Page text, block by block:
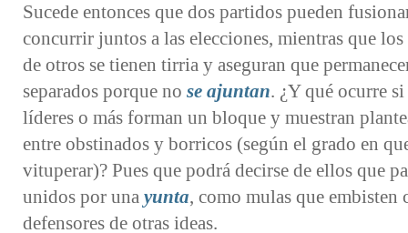
Sucede entonces que dos partidos pueden
concurrir juntos a las elecciones, mientras que
de otros se tienen tirria y aseguran que
separados porque no se ajuntan. ¿Y qué ocurre
líderes o más forman un bloque y muestran
entre obstinados y borricos (según el grado en
vituperar)? Pues que podrá decirse de ellos que
unidos por una yunta, como mulas que embisten
defensores de otras ideas.